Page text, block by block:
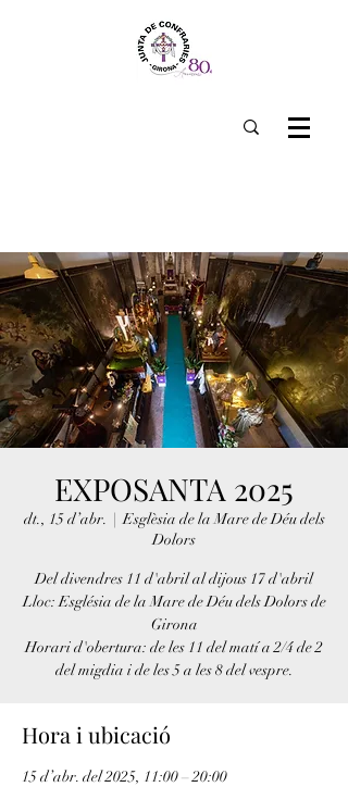
EXPOSANTA 2025
dt., 15 d’abr.
  |
Esglèsia de la Mare de Déu dels
Dolors
Del divendres 11 d'abril al dijous 17 d'abril
Lloc: Església de la Mare de Déu dels Dolors de
Girona
Horari d'obertura: de les 11 del matí a 2/4 de 2
del migdia i de les 5 a les 8 del vespre.
Hora i ubicació
15 d’abr. del 2025, 11:00 – 20:00